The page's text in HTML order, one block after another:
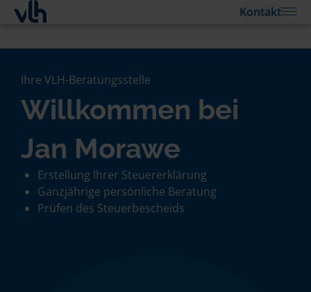
Kontakt
Ihre VLH-Beratungsstelle
Willkommen bei
Jan Morawe
Erstellung Ihrer Steuererklärung
Ganzjährige persönliche Beratung
Prüfen des Steuerbescheids